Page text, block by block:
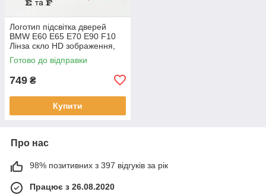
Логотип підсвітка дверей
BMW Е60 Е65 Е70 Е90 F10
Лінза скло HD зображення,
PREMIUM PINK
Готово до відправки
749 ₴
Купити
Про нас
98% позитивних з 397 відгуків за рік
Працює з 26.08.2020